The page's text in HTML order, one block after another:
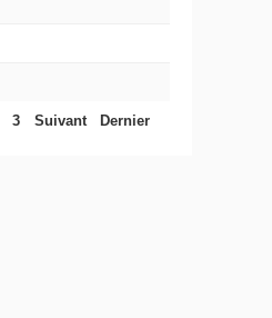
3 Suivant Dernier